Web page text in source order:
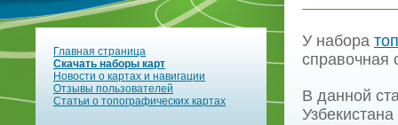
Главная страница
Скачать наборы карт
Новости о картах и навигации
Отзывы пользователей
Статьи о топографических картах
У набора
справочная
В данной